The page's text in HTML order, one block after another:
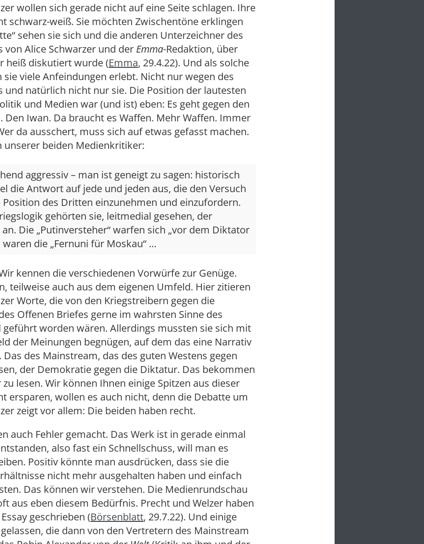
wollen sich gerade nicht auf eine Seite schlagen. Ihre
schwarz-weiß. Sie möchten Zwischentöne erklingen
sehen sie sich und die anderen Unterzeichner des
von Alice Schwarzer und der Emma-Redaktion, über
heiß diskutiert wurde (Emma, 29.4.22). Und als solche
sie viele Anfeindungen erlebt. Nicht nur wegen des
und natürlich nicht nur sie. Die Position der lautesten
und Medien war (und ist) eben: Es geht gegen den
Den Iwan. Da braucht es Waffen. Mehr Waffen. Immer
da ausschert, muss sich auf etwas gefasst machen.
unserer beiden Medienkritiker:
aggressiv – man ist geneigt zu sagen: historisch
die Antwort auf jede und jeden aus, die den Versuch
Position des Dritten einzunehmen und einzufordern.
gehörten sie, leitmedial gesehen, der
an. Die „Putinversteher“ warfen sich „vor dem Diktator
waren die „Fernuni für Moskau“ …
kennen die verschiedenen Vorwürfe zur Genüge.
teilweise auch aus dem eigenen Umfeld. Hier zitieren
Worte, die von den Kriegstreibern gegen die
Offenen Briefes gerne im wahrsten Sinne des
geführt worden wären. Allerdings mussten sie sich mit
der Meinungen begnügen, auf dem das eine Narrativ
Das des Mainstream, das des guten Westens gegen
der Demokratie gegen die Diktatur. Das bekommen
lesen. Wir können Ihnen einige Spitzen aus dieser
ersparen, wollen es auch nicht, denn die Debatte um
zeigt vor allem: Die beiden haben recht.
auch Fehler gemacht. Das Werk ist in gerade einmal
also fast ein Schnellschuss, will man es
Positiv könnte man ausdrücken, dass sie die
nicht mehr ausgehalten haben und einfach
Das können wir verstehen. Die Medienrundschau
aus eben diesem Bedürfnis. Precht und Welzer haben
geschrieben (Börsenblatt, 29.7.22). Und einige
die dann von den Vertretern des Mainstream